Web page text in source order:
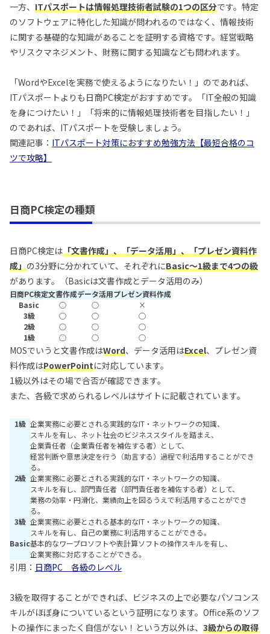
一方、 ITパスポートは情報処理技術者試験の1つの区分です。特定
のソフトウェアに特化した知識が問われるのではなく、情報技術
に関する基礎的な知識があることを証明する資格です。経営戦略
やリスクマネジメント、財務に関する知識なども問われます。
「WordやExcelを実務で使えるようになりたい！」のであれば、
ITパスポートよりも日商PC検定がおすすめです。「IT全般の知識
を身につけたい！」「将来的に情報処理技術者を目指したい！」
のであれば、ITパスポートを受験しましょう。
関連記事： ITパスポート対策におすすめ勉強方法【最短合格のコ
ツで攻略】
日商PC検定の種類
日商PC検定は 「文書作成」、「データ活用」、「プレゼン資料作
成」 の3分野に分かれていて、それぞれにBasic～1級まで4つの級
があります。（Basicは文書作成とデータ活用のみ）
日商PC検定文書作成データ活用プレゼン資料作成
Basic
○ ○
×
3級
○ ○
○
2級
○ ○
○
1級
○ ○ ○
MOSでいうと文書作成はWord、データ活用はExcel、プレゼン資
料作成はPowerPointに対応しています。
1級以外はその場で合否が確認できます。
また、各級で求められるレベルはサイトに記載されています。
1級 企業実務に必要とされる実践的なIT・ネットワークの知識、
スキルを有し、ネット社会のビジネススタイルを踏まえ、
企業責任者（企業責任者を補佐する者）として、
経営判断や意思決定を行う（助言する）過程で利活用することができ
る。
2級 企業実務に必要とされる実践的なIT・ネットワークの知識、
スキルを有し、部門責任者（部門責任者を補佐する者）として、
業務の効率・円滑化、業績向上を図るうえで利活用することができ
る。
3級 企業実務に必要とされる基本的なIT・ネットワークの知識、
スキルを有し、自己の業務に利活用することができる。
Basic基本的なワープロソフトや表計算ソフトの操作スキルを有し、
企業実務に対応することができる。
引用： 日商PC 各級のレベル
3級を取得することができれば、ビジネスの上で必要なパソコンス
キルがほぼ身についているという証明になります。Office系のソフ
トの操作にまったく自信がない！という方以外は、 3級からの取得